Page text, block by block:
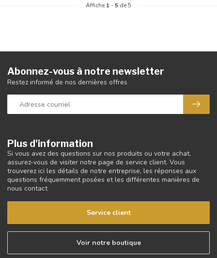
Affiche 1 -5 de 5
Plus d'information
Si vous avez des questions sur nos produits ou votre achat,
assurez-vous de visiter notre page de service client. Vous
trouverez ici les détails de notre entreprise, les réponses aux
questions fréquemment posées et les différentes manières de
nous contact
Service client
Voir notre boutique
Abonnez-vous à notre newsletter
Restez informé de nos dernières offres